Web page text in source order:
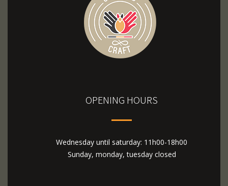
OPENING HOURS
Wednesday until saturday: 11h00-18h00
Sunday, monday, tuesday closed